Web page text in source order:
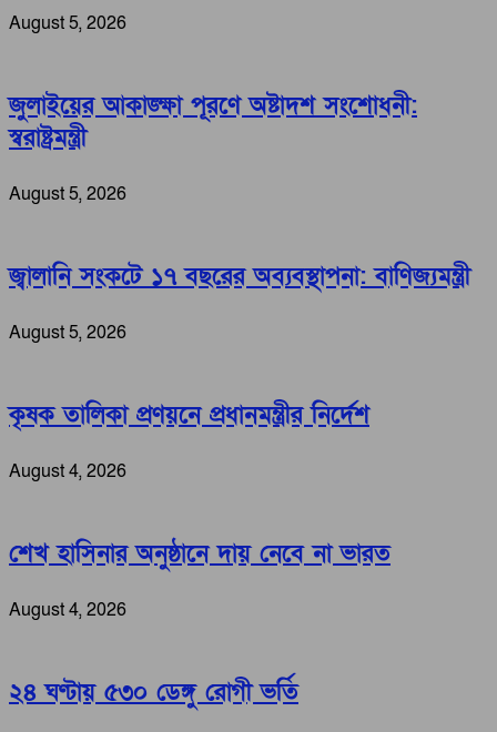
August 5, 2026
জুলাইয়ের আকাঙ্ক্ষা পূরণে অষ্টাদশ সংশোধনী:
স্বরাষ্ট্রমন্ত্রী
August 5, 2026
জ্বালানি সংকটে ১৭ বছরের অব্যবস্থাপনা: বাণিজ্যমন্ত্রী
August 5, 2026
কৃষক তালিকা প্রণয়নে প্রধানমন্ত্রীর নির্দেশ
August 4, 2026
শেখ হাসিনার অনুষ্ঠানে দায় নেবে না ভারত
August 4, 2026
২৪ ঘণ্টায় ৫৩০ ডেঙ্গু রোগী ভর্তি